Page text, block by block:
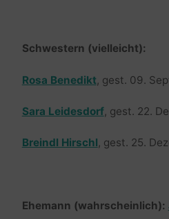
Schwestern (vielleicht):
Rosa Benedikt, gest. 09.
Sara Leidesdorf, gest. 22.
Breindl Hirschl, gest. 25.
Ehemann (wahrscheinlich):